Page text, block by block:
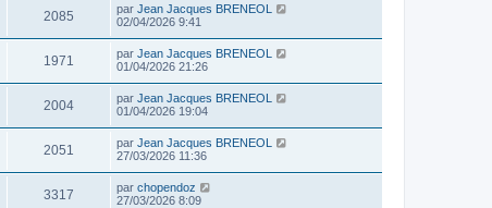
2085 par Jean Jacques BRENEOL
02/04/2026 9:41
1971 par Jean Jacques BRENEOL
01/04/2026 21:26
2004 par Jean Jacques BRENEOL
01/04/2026 19:04
2051 par Jean Jacques BRENEOL
27/03/2026 11:36
3317 par chopendoz
27/03/2026 8:09